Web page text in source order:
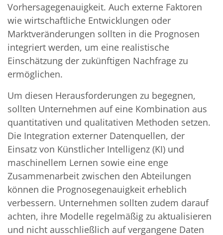
Vorhersagegenauigkeit. Auch externe Faktoren
wie wirtschaftliche Entwicklungen oder
Marktveränderungen sollten in die Prognosen
integriert werden, um eine realistische
Einschätzung der zukünftigen Nachfrage zu
ermöglichen.
Um diesen Herausforderungen zu begegnen,
sollten Unternehmen auf eine Kombination aus
quantitativen und qualitativen Methoden setzen.
Die Integration externer Datenquellen, der
Einsatz von Künstlicher Intelligenz (KI) und
maschinellem Lernen sowie eine enge
Zusammenarbeit zwischen den Abteilungen
können die Prognosegenauigkeit erheblich
verbessern. Unternehmen sollten zudem darauf
achten, ihre Modelle regelmäßig zu aktualisieren
und nicht ausschließlich auf vergangene Daten